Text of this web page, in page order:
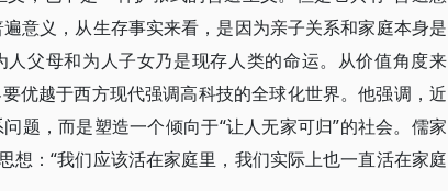
意义，从生存事实来看，是因为亲子关系和家庭本身是
人父母和为人子女乃是现存人类的命运。从价值角度来
优越于西方现代强调高科技的全球化世界。他强调，近
题，而是塑造一个倾向于“让人无家可归”的社会。儒家
想：“我们应该活在家庭里，我们实际上也一直活在家庭